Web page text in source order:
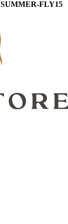
SUMMER-FLY15